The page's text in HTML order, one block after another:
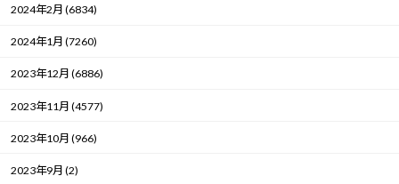
2024年2月 (6834)
2024年1月 (7260)
2023年12月 (6886)
2023年11月 (4577)
2023年10月 (966)
2023年9月 (2)